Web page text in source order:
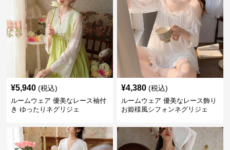
¥5,940 (税込)
ルームウェア 優美なレース袖付
き ゆったりネグリジェ
¥4,380 (税込)
ルームウェア 優美なレース飾り
お姫様風シフォンネグリジェ